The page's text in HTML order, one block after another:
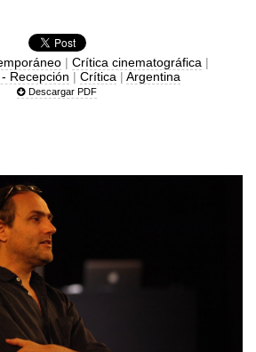
| Crítica cinematográfica |
Recepción | Crítica | Argentina
Descargar PDF